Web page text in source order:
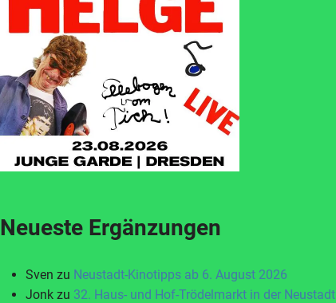
Neueste Ergänzungen
Sven zu Neustadt-Kinotipps ab 6. August 2026
Jonk zu 32. Haus- und Hof-Trödelmarkt in der Neustadt